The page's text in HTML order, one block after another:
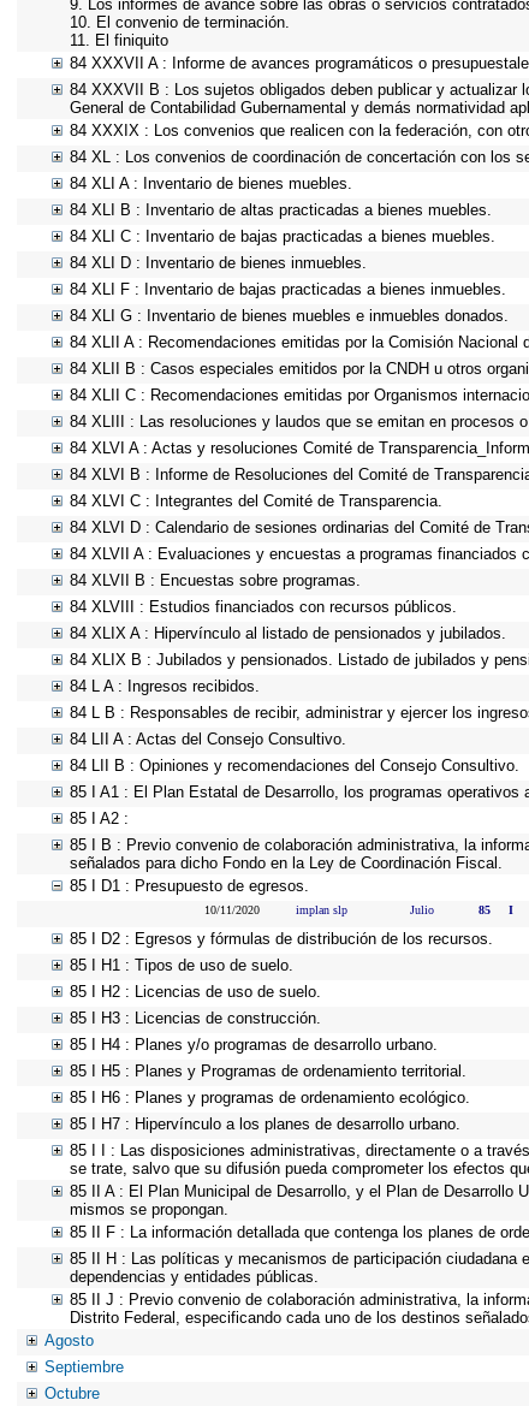
9. Los informes de avance sobre las obras o servicios
10. El convenio de terminación.
11. El finiquito
84 XXXVII A : Informe de avances programáticos o
84 XXXVII B : Los sujetos obligados deben publicar y actualizar
General de Contabilidad Gubernamental y demás normatividad
84 XXXIX : Los convenios que realicen con la federación, con
84 XL : Los convenios de coordinación de concertación con los
84 XLI A : Inventario de bienes muebles.
84 XLI B : Inventario de altas practicadas a bienes muebles.
84 XLI C : Inventario de bajas practicadas a bienes muebles.
84 XLI D : Inventario de bienes inmuebles.
84 XLI F : Inventario de bajas practicadas a bienes inmuebles.
84 XLI G : Inventario de bienes muebles e inmuebles donados.
84 XLII A : Recomendaciones emitidas por la Comisión Nacional
84 XLII B : Casos especiales emitidos por la CNDH u otros
84 XLII C : Recomendaciones emitidas por Organismos
84 XLIII : Las resoluciones y laudos que se emitan en procesos
84 XLVI A : Actas y resoluciones Comité de
84 XLVI B : Informe de Resoluciones del Comité de
84 XLVI C : Integrantes del Comité de Transparencia.
84 XLVI D : Calendario de sesiones ordinarias del Comité de
84 XLVII A : Evaluaciones y encuestas a programas financiados
84 XLVII B : Encuestas sobre programas.
84 XLVIII : Estudios financiados con recursos públicos.
84 XLIX A : Hipervínculo al listado de pensionados y jubilados.
84 XLIX B : Jubilados y pensionados. Listado de jubilados y
84 L A : Ingresos recibidos.
84 L B : Responsables de recibir, administrar y ejercer los
84 LII A : Actas del Consejo Consultivo.
84 LII B : Opiniones y recomendaciones del Consejo Consultivo.
85 I A1 : El Plan Estatal de Desarrollo, los programas
85 I A2 :
85 I B : Previo convenio de colaboración administrativa, la
señalados para dicho Fondo en la Ley de Coordinación Fiscal.
85 I D1 : Presupuesto de egresos.
10/11/2020 implan slp Julio 85 I
85 I D2 : Egresos y fórmulas de distribución de los recursos.
85 I H1 : Tipos de uso de suelo.
85 I H2 : Licencias de uso de suelo.
85 I H3 : Licencias de construcción.
85 I H4 : Planes y/o programas de desarrollo urbano.
85 I H5 : Planes y Programas de ordenamiento territorial.
85 I H6 : Planes y programas de ordenamiento ecológico.
85 I H7 : Hipervínculo a los planes de desarrollo urbano.
85 I I : Las disposiciones administrativas, directamente o a
se trate, salvo que su difusión pueda comprometer los efectos
85 II A : El Plan Municipal de Desarrollo, y el Plan de Desarrollo
mismos se propongan.
85 II F : La información detallada que contenga los planes de
85 II H : Las políticas y mecanismos de participación
dependencias y entidades públicas.
85 II J : Previo convenio de colaboración administrativa, la
Distrito Federal, especificando cada uno de los destinos
Agosto
Septiembre
Octubre